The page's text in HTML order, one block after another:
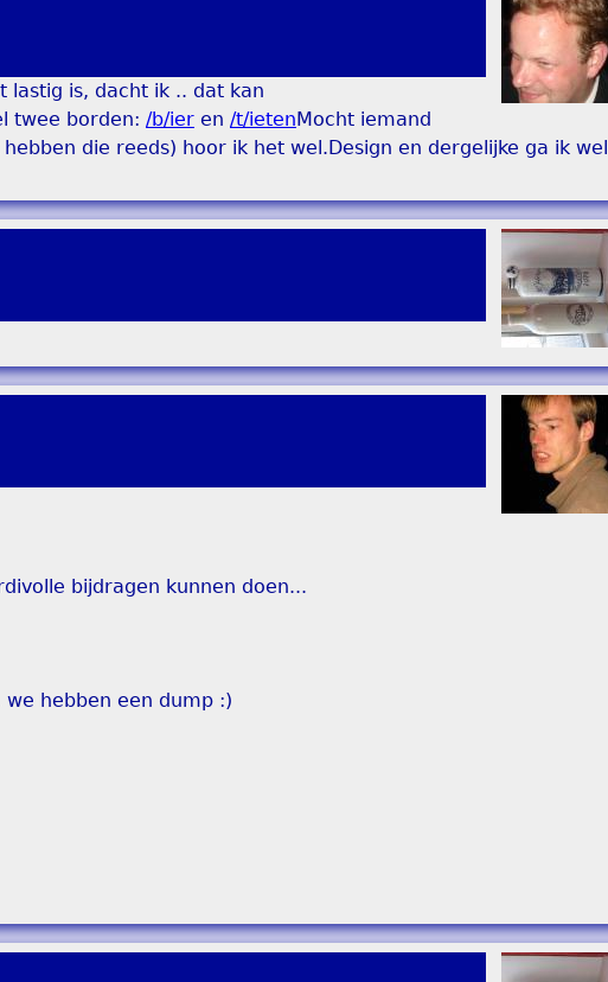
lastig is, dacht ik .. dat kan
twee borden: /b/ier en /t/ietenMocht iemand
die reeds) hoor ik het wel.Design en dergelijke ga ik wel
bijdragen kunnen doen...
hebben een dump :)